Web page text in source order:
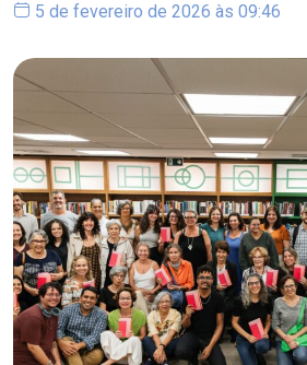
5 de fevereiro de 2026 às 09:46